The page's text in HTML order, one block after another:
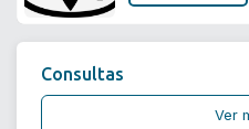
Consultas
Ver